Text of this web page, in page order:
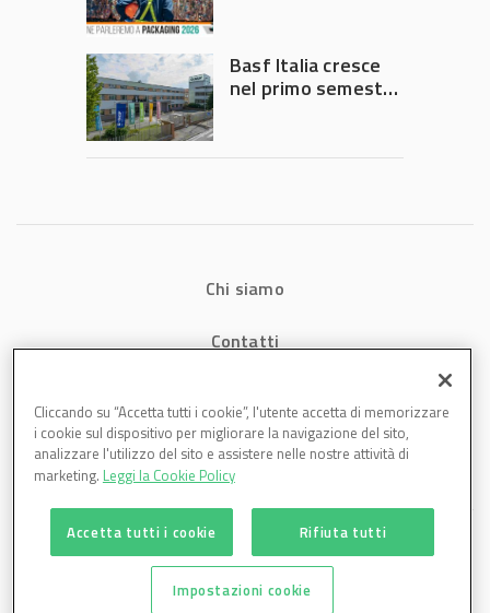
Governo
Basf Italia cresce
nel primo semestre
Chi siamo
Contatti
Cookies
Cliccando su “Accetta tutti i cookie”, l'utente accetta di memorizzare
i cookie sul dispositivo per migliorare la navigazione del sito,
analizzare l'utilizzo del sito e assistere nelle nostre attività di
marketing. Leggi la Cookie Policy
Accetta tutti i cookie Rifiuta tutti
Impostazioni cookie